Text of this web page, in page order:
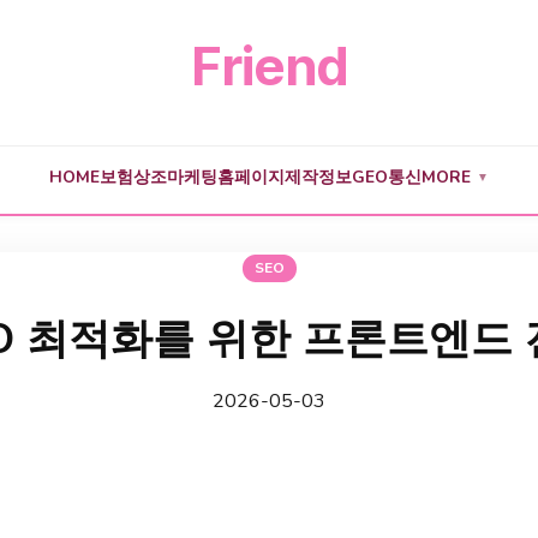
Friend
HOME보험상조마케팅홈페이지제작정보GEO통신MORE ▼
SEO
최적화를 위한 프론트엔드
2026-05-03